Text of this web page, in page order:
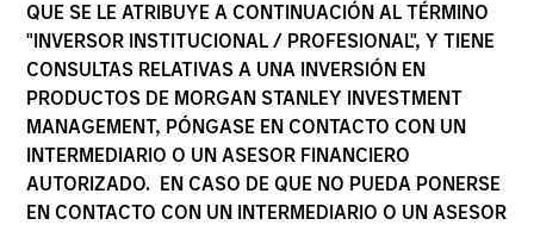
QUE SE LE ATRIBUYE A CONTINUACIÓN AL TÉRMINO
"INVERSOR INSTITUCIONAL / PROFESIONAL", Y TIENE
CONSULTAS RELATIVAS A UNA INVERSIÓN EN
PRODUCTOS DE MORGAN STANLEY INVESTMENT
MANAGEMENT, PÓNGASE EN CONTACTO CON UN
INTERMEDIARIO O UN ASESOR FINANCIERO
AUTORIZADO. EN CASO DE QUE NO PUEDA PONERSE
EN CONTACTO CON UN INTERMEDIARIO O UN ASESOR